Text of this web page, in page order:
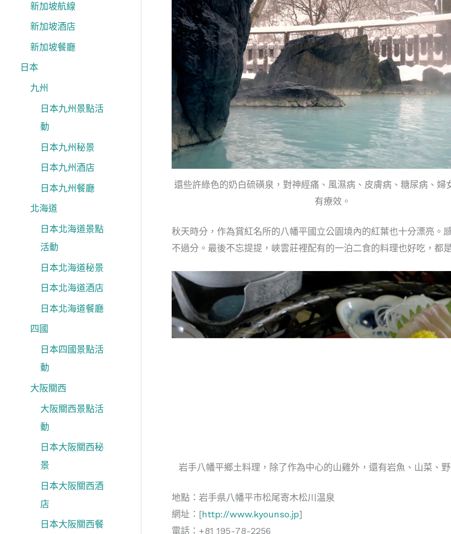
新加坡航線
新加坡酒店
新加坡餐廳
日本
九州
日本九州景點活
動
日本九州秘景
日本九州酒店
日本九州餐廳
北海道
日本北海道景點
活動
日本北海道秘景
日本北海道酒店
日本北海道餐廳
四國
日本四國景點活
動
大阪關西
大阪關西景點活
動
日本大阪關西秘
景
日本大阪關西酒
店
日本大阪關西餐
還些許綠色的奶白硫磺泉，對神經痛、風濕病、皮膚病、糖尿病、婦
有療效。
秋天時分，作為賞紅名所的八幡平國立公園境內的紅葉也十分漂亮。
不過分。最後不忘提提，峽雲莊裡配有的一泊二食的料理也好吃，都
岩手八幡平鄉土料理，除了作為中心的山雞外，還有岩魚、山菜、
地點：岩手県八幡平市松尾寄木松川温泉
網址：[http://www.kyounso.jp]
電話：+81 195-78-2256